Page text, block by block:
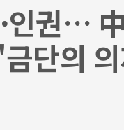
인권…
단의